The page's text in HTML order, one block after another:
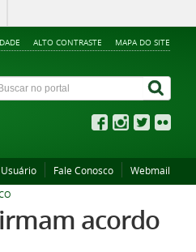
ALTO CONTRASTE MAPA DO SITE
Fale Conosco Webmail
acordo